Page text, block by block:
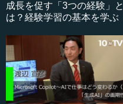
成長を促す「3つの経験」と
は？経験学習の基本を学ぶ